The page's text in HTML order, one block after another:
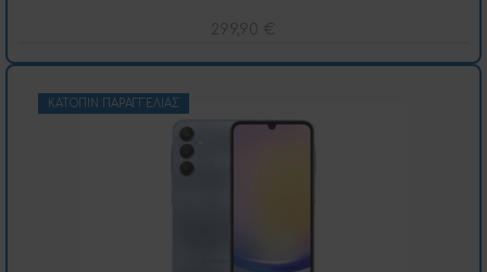
299,90 €
ΚΑΤΌΠΙΝ ΠΑΡΑΓΓΕΛΊΑΣ